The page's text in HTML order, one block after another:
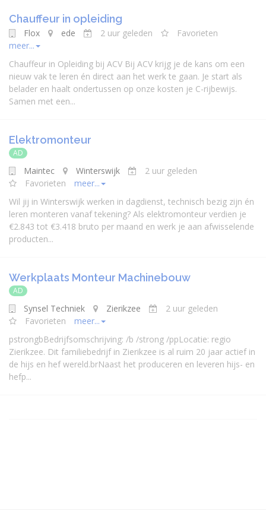
Chauffeur in opleiding
Flox ede 2 uur geleden
Favorieten
meer...
Chauffeur in Opleiding bij ACV Bij ACV krijg je de kans om een
nieuw vak te leren én direct aan het werk te gaan. Je start als
belader en haalt ondertussen op onze kosten je C-rijbewijs.
Samen met een...
Elektromonteur
AD
Maintec Winterswijk
2 uur geleden
Favorieten
meer...
Wil jij in Winterswijk werken in dagdienst, technisch bezig zijn én
leren monteren vanaf tekening? Als elektromonteur verdien je
€2.843 tot €3.418 bruto per maand en werk je aan afwisselende
producten...
Werkplaats Monteur Machinebouw
AD
Synsel Techniek Zierikzee
2 uur geleden
Favorieten
meer...
pstrongbBedrijfsomschrijving: /b /strong /ppLocatie: regio
Zierikzee. Dit familiebedrijf in Zierikzee is al ruim 20 jaar actief in
de hijs en hef wereld.brNaast het produceren en leveren hijs- en
hefp...